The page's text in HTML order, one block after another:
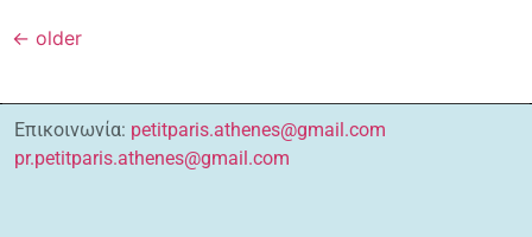
← older
Επικοινωνία: petitparis.athenes@gmail.com
pr.petitparis.athenes@gmail.com